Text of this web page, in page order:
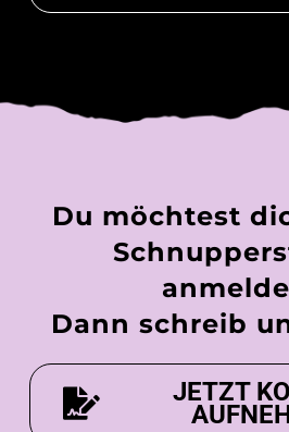
Du möchtest
Dann schreib
JETZT